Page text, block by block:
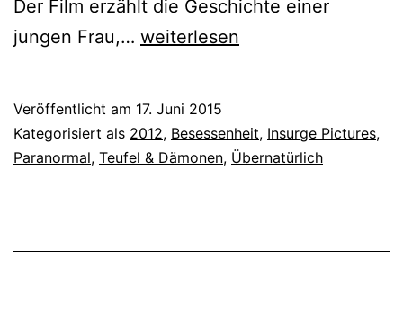
Der Film erzählt die Geschichte einer
jungen Frau,… The
(2012)
weiterlesen
Veröffentlicht am 17. Juni 2015
Kategorisiert als 2012, Besessenheit, Insurge Pictures,
Paranormal, Teufel & Dämonen, Übernatürlich